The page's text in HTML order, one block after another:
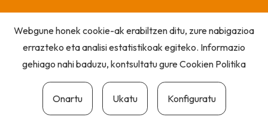
Webgune honek cookie-ak erabiltzen ditu, zure nabigazioa
errazteko eta analisi estatistikoak egiteko. Informazio
gehiago nahi baduzu, kontsultatu gureCookien Politika
Onartu Ukatu Konfiguratu